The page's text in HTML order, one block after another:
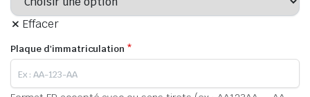
Effacer
Plaque d'immatriculation *